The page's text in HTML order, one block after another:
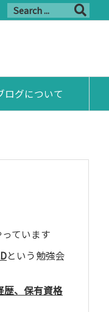
ログについて
ています
という勉強会
歴、保有資格